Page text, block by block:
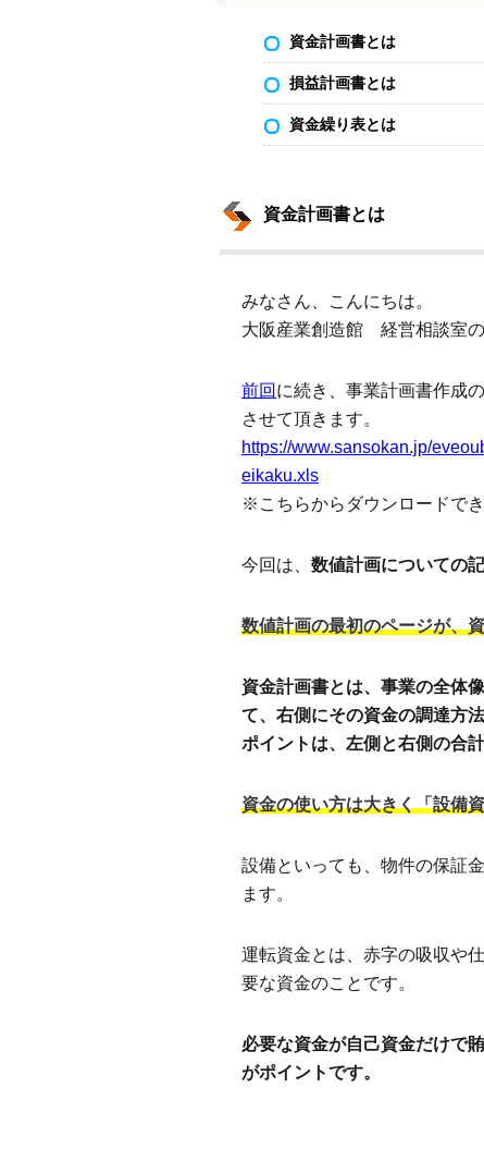
資金計画書とは
損益計画書とは
資金繰り表とは
資金計画書とは
みなさん、こんにちは。
大阪産業創造館 経営相談室の
前回 に続き、事業計画書作成
させて頂きます。
https://www.sansokan.jp/
eikaku.xls
※こちらからダウンロードでき
今回は、 数値計画についての
数値計画の最初のページが、
資金計画書とは、事業の全体
て、右側にその資金の調達方
ポイントは、左側と右側の合
資金の使い方は大きく「設備
設備といっても、物件の保証
ます。
運転資金とは、赤字の吸収や
要な資金のことです。
必要な資金が自己資金だけで
がポイントです。